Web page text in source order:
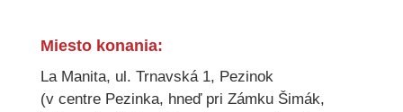
Miesto konania:
La Manita, ul. Trnavská 1, Pezinok
(v centre Pezinka, hneď pri Zámku Šimák,